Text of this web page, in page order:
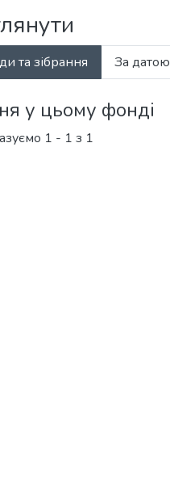
та зібрання За датою
у цьому фонді
1 - 1 з 1